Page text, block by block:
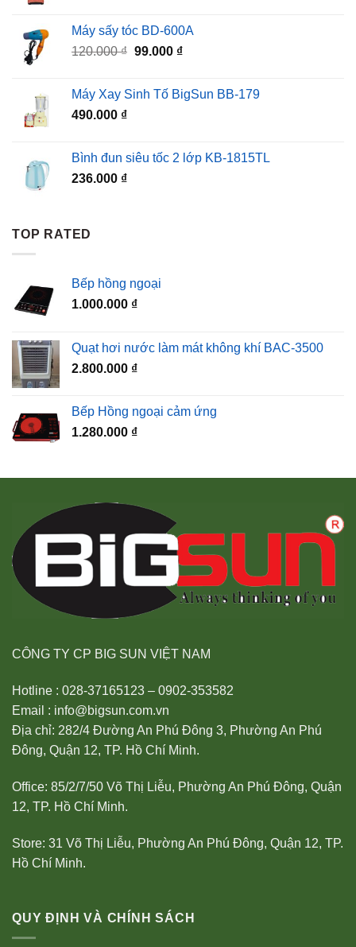
Máy sấy tóc BD-600A
120.000₫ Giá
120.000 ₫.
99.000 ₫Giá
là:
Máy Xay Sinh Tố BigSun BB-179
490.000 ₫
Bình đun siêu tốc 2 lớp KB-1815TL
236.000 ₫
TOP RATED
Bếp hồng ngoại
1.000.000 ₫
Quạt hơi nước làm mát không khí BAC-3500
2.800.000 ₫
Bếp Hồng ngoại cảm ứng
1.280.000 ₫
CÔNG TY CP BIG SUN VIỆT NAM
Hotline : 028-37165123 – 0902-353582
Email : info@bigsun.com.vn
Địa chỉ: 282/4 Đường An Phú Đông 3, Phường An Phú
Đông, Quận 12, TP. Hồ Chí Minh.
Office: 85/2/7/50 Võ Thị Liễu, Phường An Phú Đông, Quận
12, TP. Hồ Chí Minh.
Store: 31 Võ Thị Liễu, Phường An Phú Đông, Quận 12, TP.
Hồ Chí Minh.
QUY ĐỊNH VÀ CHÍNH SÁCH